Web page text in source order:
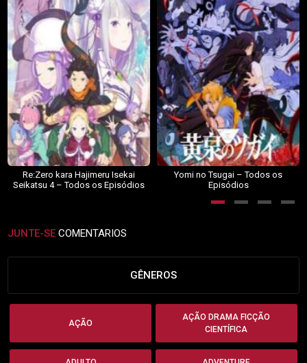
Re:Zero kara Hajimeru Isekai
Seikatsu 4 – Todos os Episódios
Yomi no Tsugai – Todos os
Episódios
JUNTE-SE COMENTARIOS
GÊNEROS
AÇÃO
AÇÃO DRAMA FICÇÃO
CIENTÍFICA